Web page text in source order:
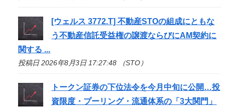
[ウェルス 3772.T] 不動産STOの組成にともな
う不動産信託受益権の譲渡ならびにAM契約に
関する ...
投稿日 2026年8月3日 17:27:48 （STO）
トークン証券の下位法令を今月中旬に公開…投
資限度・プーリング・流通体系の「3大関門」